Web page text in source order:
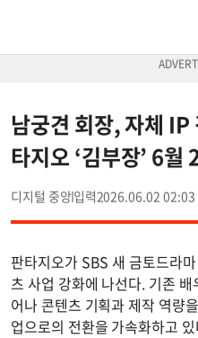
남궁견 회장, 자체
타지오 ‘김부장’ 6월
디지털 중앙 2026.06.02 02:03
판타지오가 SBS 새 금토드라
츠 사업 강화에 나선다. 기존
어나 콘텐츠 기획과 제작 역량
업으로의 전환을 가속화하고